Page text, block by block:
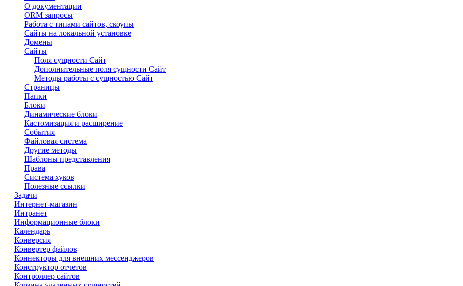
О документации
ORM запросы
Работа с типами сайтов, скоупы
Сайты на локальной установке
Домены
Сайты
Поля сущности Сайт
Дополнительные поля сущности Сайт
Методы работы с сущностью Сайт
Страницы
Папки
Блоки
Динамические блоки
Кастомизация и расширение
События
Файловая система
Другие методы
Шаблоны представления
Права
Система хуков
Полезные ссылки
Задачи
Интернет-магазин
Интранет
Информационные блоки
Календарь
Конверсия
Конвертер файлов
Коннекторы для внешних мессенджеров
Конструктор отчетов
Контроллер сайтов